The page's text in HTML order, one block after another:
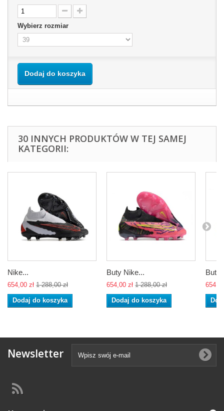
Wybierz rozmiar
Dodaj do koszyka
30 INNYCH PRODUKTÓW W TEJ SAMEJ
KATEGORII:
Nike...
654,00 zł 1 288,00 zł
Dodaj do koszyka
Buty Nike...
654,00 zł 1 288,00 zł
Dodaj do koszyka
Buty
Newsletter